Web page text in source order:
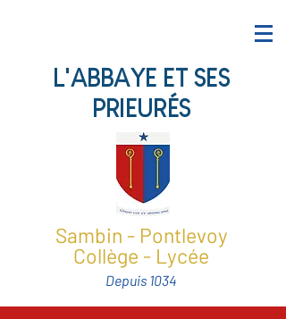
L'ABBAYE ET SES
PRIEURÉS
Sambin - Pontlevoy
Collège - Lycée
Depuis 1034